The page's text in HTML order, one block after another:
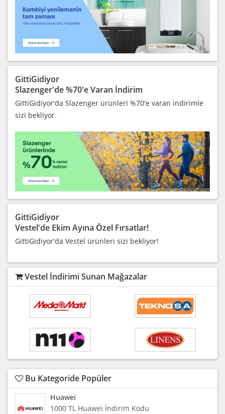
GittiGidiyor
Slazenger'de %70'e Varan İndirim
GittiGidiyor'da Slazenger ürünleri %70'e varan indirimle
sizi bekliyor.
GittiGidiyor
Vestel'de Ekim Ayına Özel Fırsatlar!
GittiGidiyor'da Vestel ürünleri sizi bekliyor!
Vestel İndirimi Sunan Mağazalar
Bu Kategoride Popüler
Huawei
1000 TL Huawei İndirim Kodu